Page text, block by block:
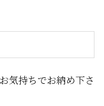
気持ちでお納め下さ